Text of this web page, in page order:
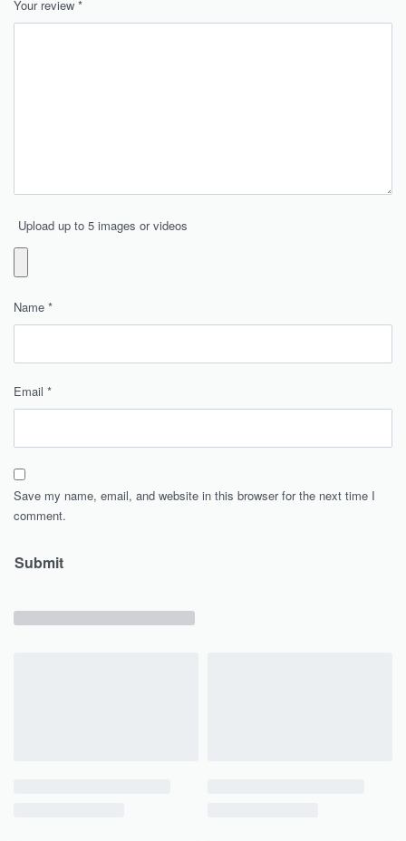
Your review *
Upload up to 5 images or videos
Name *
Email *
Save my name, email, and website in this browser for the next time I
comment.